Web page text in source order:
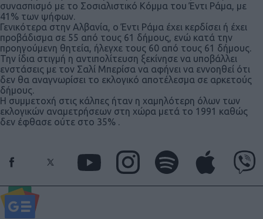
συνασπισμό με το Σοσιαλιστικό Κόμμα του Έντι Ράμα, με
41% των ψήφων.
Γενικότερα στην Αλβανία, ο Έντι Ράμα έχει κερδίσει ή έχει
προβάδισμα σε 55 από τους 61 δήμους, ενώ κατά την
προηγούμενη θητεία, ήλεγχε τους 60 από τους 61 δήμους.
Την ίδια στιγμή η αντιπολίτευση ξεκίνησε να υποβάλλει
ενστάσεις με τον Σαλί Μπερίσα να αφήνει να εννοηθεί ότι
δεν θα αναγνωρίσει το εκλογικό αποτέλεσμα σε αρκετούς
δήμους.
Η συμμετοχή στις κάλπες ήταν η χαμηλότερη όλων των
εκλογικών αναμετρήσεων στη χώρα μετά το 1991 καθώς
δεν έφθασε ούτε στο 35% .